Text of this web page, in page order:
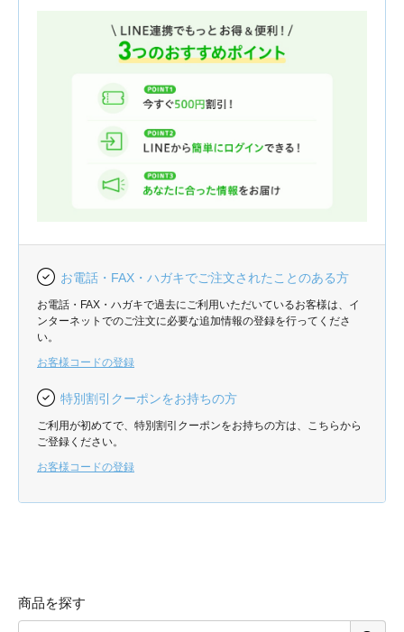
お電話・FAX・ハガキでご注文されたことのある方
お電話・FAX・ハガキで過去にご利用いただいているお客様は、イ
ンターネットでのご注文に必要な追加情報の登録を行ってくださ
い。
お客様コードの登録
特別割引クーポンをお持ちの方
ご利用が初めてで、特別割引クーポンをお持ちの方は、こちらから
ご登録ください。
お客様コードの登録
商品を探す